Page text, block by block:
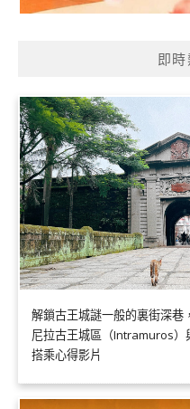
即
解鎖古王城謎一般的裏街深
尼拉古王城區（Intramuros）
搭乘心得影片